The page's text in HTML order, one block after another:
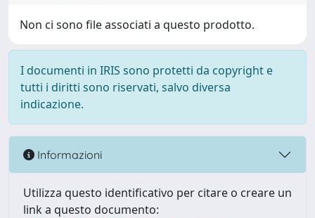
Non ci sono file associati a questo prodotto.
I documenti in IRIS sono protetti da copyright e
tutti i diritti sono riservati, salvo diversa
indicazione.
Informazioni
Utilizza questo identificativo per citare o creare un
link a questo documento: